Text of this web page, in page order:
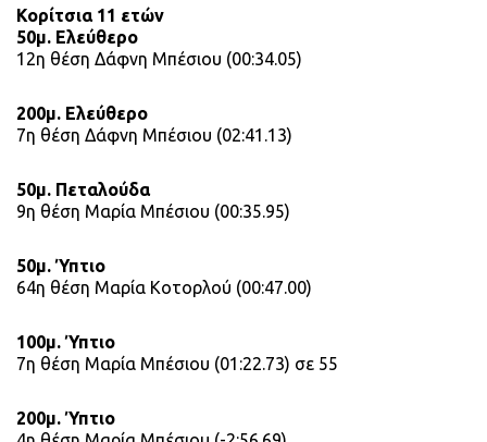
Κορίτσια 11 ετών
50μ. Ελεύθερο
12η θέση Δάφνη Μπέσιου (00:34.05)
200μ. Ελεύθερο
7η θέση Δάφνη Μπέσιου (02:41.13)
50μ. Πεταλούδα
9η θέση Μαρία Μπέσιου (00:35.95)
50μ. Ύπτιο
64η θέση Μαρία Κοτορλού (00:47.00)
100μ. Ύπτιο
7η θέση Μαρία Μπέσιου (01:22.73) σε 55
200μ. Ύπτιο